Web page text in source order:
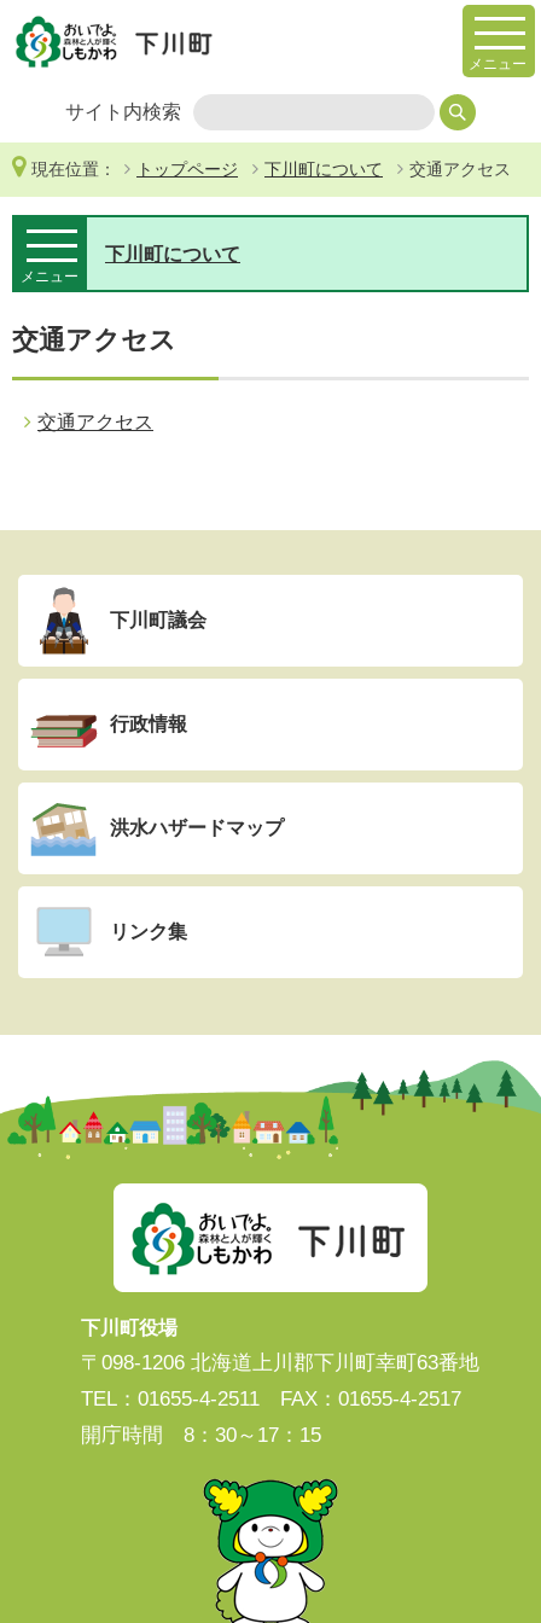
メニュー
サイト内検索
現在位置： トップページ 下川町について 交通アクセス
交通アクセス
交通アクセス
メニュー
下川町について
下川町議会
行政情報
洪水ハザードマップ
リンク集
下川町役場
〒098-1206 北海道上川郡下川町幸町63番地
TEL：01655-4-2511 FAX：01655-4-2517
開庁時間 8：30～17：15